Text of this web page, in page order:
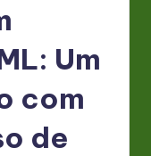
Um
com
de